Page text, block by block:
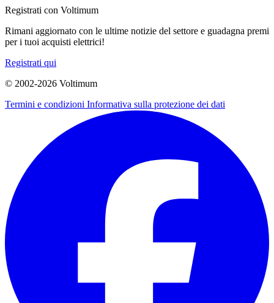
Registrati con Voltimum
Rimani aggiornato con le ultime notizie del settore e guadagna premi
per i tuoi acquisti elettrici!
Registrati qui
© 2002-2026 Voltimum
Termini e condizioni Informativa sulla protezione dei dati